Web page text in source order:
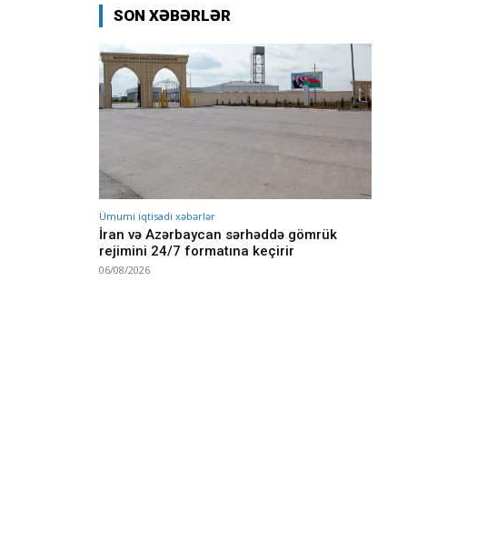
SON XƏBƏRLƏR
Ümumi iqtisadi xəbərlər
İran və Azərbaycan sərhəddə gömrük
rejimini 24/7 formatına keçirir
06/08/2026